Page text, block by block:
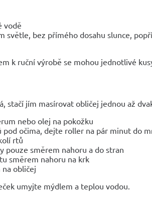
vodě
světle, bez přímého dosahu slunce,
k ruční výrobě se mohou jednotlivé
stačí jím masírovat obličej jednou až
nebo olej na pokožku
pod očima, dejte roller na pár minut do
rtů
pouze směrem nahoru a do stran
směrem nahoru na krk
obličej
umyjte mýdlem a teplou vodou.